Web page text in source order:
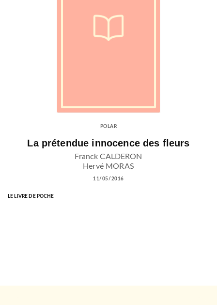
POLAR
La prétendue innocence des fleurs
Franck CALDERON
Hervé MORAS
11/05/2016
LE LIVRE DE POCHE